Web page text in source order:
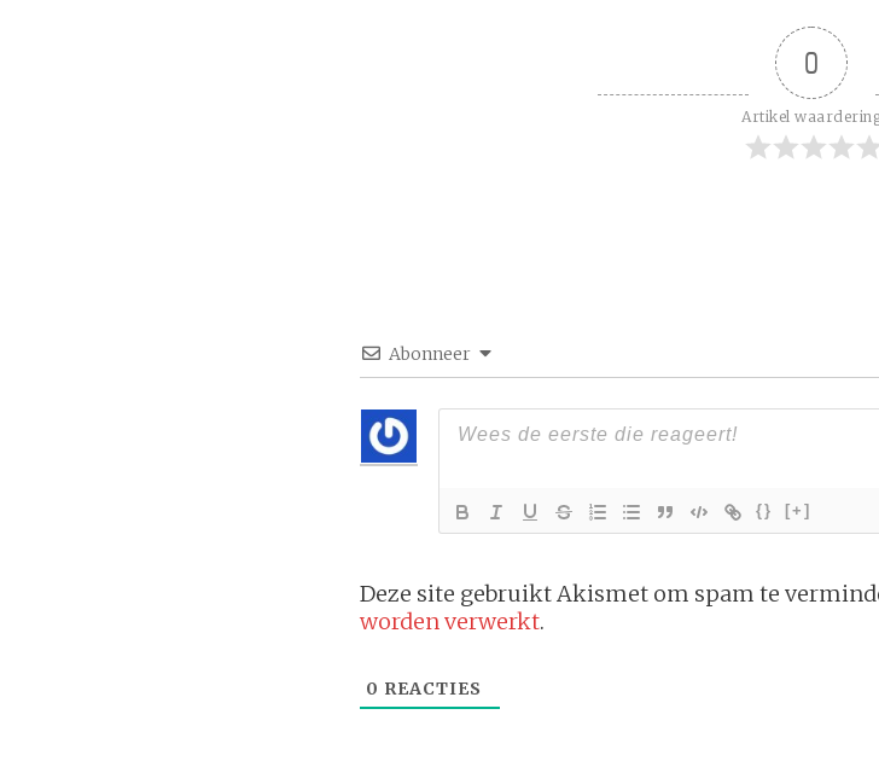
0
Artikel
Abonneer
{} [+]
Deze site gebruikt Akismet om spam te
worden verwerkt.
0 REACTIES